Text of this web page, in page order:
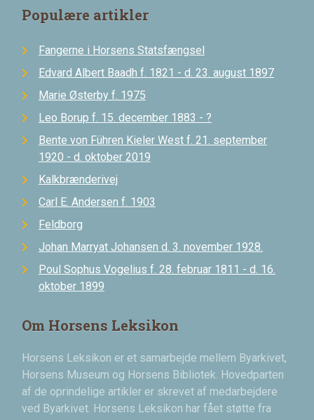
Populære artikler
Fangerne i Horsens Statsfængsel
Edvard Albert Baadh f. 1821 - d. 23. august 1897
Marie Østerby f. 1975
Leo Borup f. 15. december 1883 - ?
Bente von Führen Kieler West f. 21. september
1920 - d. oktober 2019
Kalkbrænderivej
Carl E. Andersen f. 1903
Feldborg
Johan Marryat Johansen d. 3. november 1928.
Poul Sophus Vogelius f. 28. februar 1811 - d. 16.
oktober 1899
Om Horsens Leksikon
Horsens Leksikon er et samarbejde mellem Byarkivet,
Horsens Museum og Horsens Bibliotek. Hovedparten
af de oprindelige artikler er skrevet af medarbejdere
ved Byarkivet. Horsens Leksikon har fået støtte fra